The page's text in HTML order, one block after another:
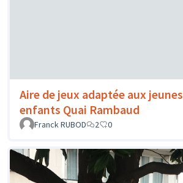
Aire de jeux adaptée aux jeunes
enfants Quai Rambaud
Franck RUBOD
2 0